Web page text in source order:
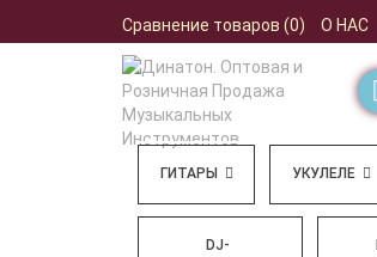
Сравнение товаров (0) О НАС
ГИТАРЫ УКУЛЕЛЕ
DJ-